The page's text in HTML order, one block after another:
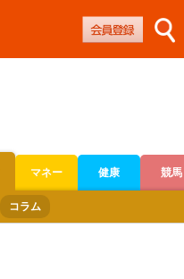
マネー 健康 競馬
コラム